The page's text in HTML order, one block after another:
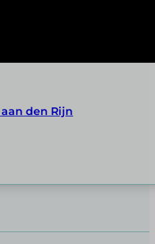
den Rijn